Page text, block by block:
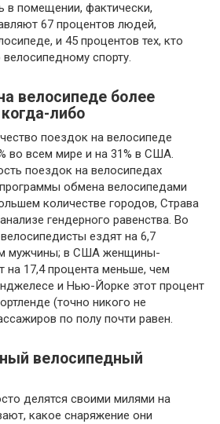
в помещении, фактически,
67 процентов людей,
и 45 процентов тех, кто
спорту.
велосипеде более
либо
поездок на велосипеде
во всем мире и на 31% в США.
поездок на велосипедах
обмена велосипедами
количестве городов, Страва
гендерного равенства. Во
ездят на 6,7
мужчины; в США женщины-
на 17,4 процента меньше, чем
и Нью-Йорке этот процент
(точно никого не
по полу почти равен.
велосипедный
делятся своими милями на
какое снаряжение они